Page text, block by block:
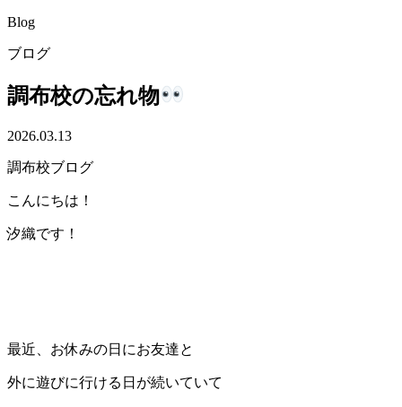
Blog
ブログ
調布校の忘れ物
2026.03.13
調布校ブログ
こんにちは！
汐織です！
最近、お休みの日にお友達と
外に遊びに行ける日が続いていて